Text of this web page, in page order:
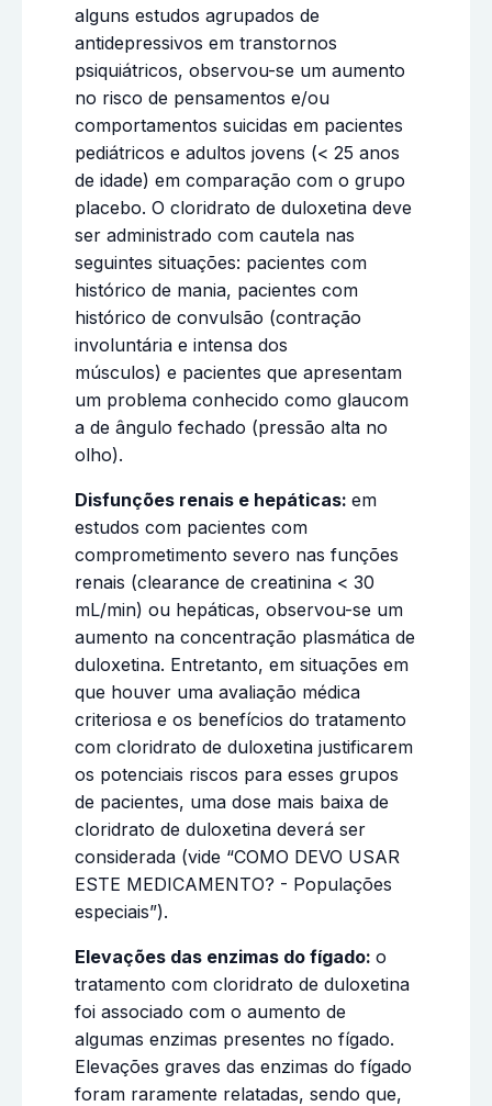
alguns estudos agrupados de
antidepressivos em transtornos
psiquiátricos, observou-se um aumento
no risco de pensamentos e/ou
comportamentos suicidas em pacientes
pediátricos e adultos jovens (< 25 anos
de idade) em comparação com o grupo
placebo. O cloridrato de duloxetina deve
ser administrado com cautela nas
seguintes situações: pacientes com
histórico de mania, pacientes com
histórico de convulsão (contração
involuntária e intensa dos
músculos) e pacientes que apresentam
um problema conhecido como glaucom
a de ângulo fechado (pressão alta no
olho).
Disfunções renais e hepáticas: em
estudos com pacientes com
comprometimento severo nas funções
renais (clearance de creatinina < 30
mL/min) ou hepáticas, observou-se um
aumento na concentração plasmática de
duloxetina. Entretanto, em situações em
que houver uma avaliação médica
criteriosa e os benefícios do tratamento
com cloridrato de duloxetina justificarem
os potenciais riscos para esses grupos
de pacientes, uma dose mais baixa de
cloridrato de duloxetina deverá ser
considerada (vide “COMO DEVO USAR
ESTE MEDICAMENTO? - Populações
especiais”).
Elevações das enzimas do fígado: o
tratamento com cloridrato de duloxetina
foi associado com o aumento de
algumas enzimas presentes no fígado.
Elevações graves das enzimas do fígado
foram raramente relatadas, sendo que,